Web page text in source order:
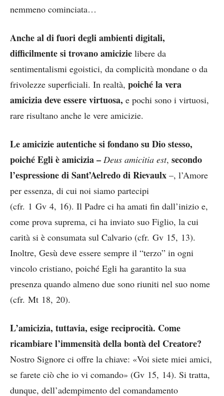
nemmeno cominciata…
Anche al di fuori degli ambienti digitali,
difficilmente si trovano amicizie libere da
sentimentalismi egoistici, da complicità mondane o da
frivolezze superficiali. In realtà, poiché la vera
amicizia deve essere virtuosa, e pochi sono i virtuosi,
rare risultano anche le vere amicizie.
Le amicizie autentiche si fondano su Dio stesso,
poiché Egli è amicizia – Deus amicitia est, secondo
l’espressione di Sant’Aelredo di Rievaulx –, l’Amore
per essenza, di cui noi siamo partecipi
(cfr. 1 Gv 4, 16). Il Padre ci ha amati fin dall’inizio e,
come prova suprema, ci ha inviato suo Figlio, la cui
carità si è consumata sul Calvario (cfr. Gv 15, 13).
Inoltre, Gesù deve essere sempre il “terzo” in ogni
vincolo cristiano, poiché Egli ha garantito la sua
presenza quando almeno due sono riuniti nel suo nome
(cfr. Mt 18, 20).
L’amicizia, tuttavia, esige reciprocità. Come
ricambiare l’immensità della bontà del Creatore?
Nostro Signore ci offre la chiave: «Voi siete miei amici,
se farete ciò che io vi comando» (Gv 15, 14). Si tratta,
dunque, dell’adempimento del comandamento